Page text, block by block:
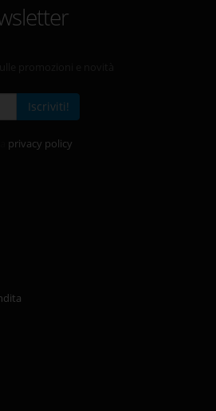
Iscriviti!
privacy policy